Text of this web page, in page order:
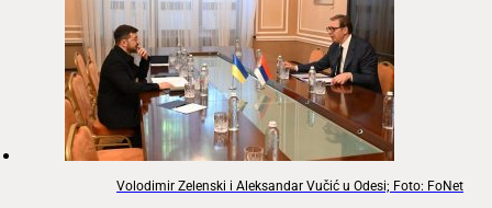
Volodimir Zelenski i Aleksandar Vučić u Odesi; Foto: FoNet